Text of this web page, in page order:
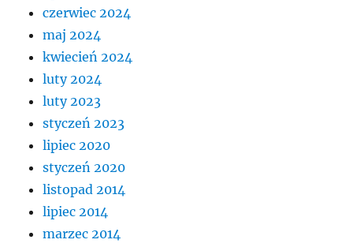
czerwiec 2024
maj 2024
kwiecień 2024
luty 2024
luty 2023
styczeń 2023
lipiec 2020
styczeń 2020
listopad 2014
lipiec 2014
marzec 2014